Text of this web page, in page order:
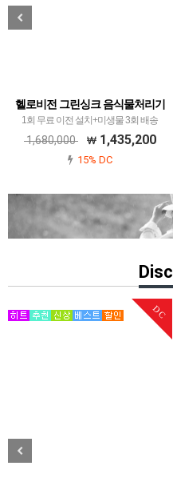
헬로비전 그린싱크 음식물처리기
1회 무료 이전 설치+미생물 3회 배송
1,680,000 1,435,200
15% DC
DC